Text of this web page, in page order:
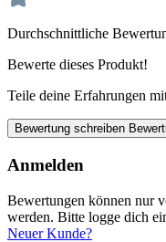
Durchschnittliche
Bewerte dieses Produkt!
Teile deine Erfahrungen
Bewertung schreiben
Anmelden
Bewertungen können nur
werden. Bitte logge dich
Neuer Kunde?